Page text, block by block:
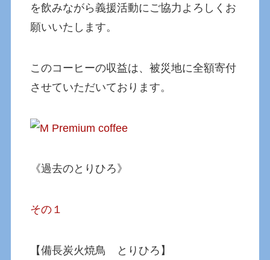
を飲みながら義援活動にご協力よろしくお
願いいたします。
このコーヒーの収益は、被災地に全額寄付
させていただいております。
《過去のとりひろ》
その１
【備長炭火焼鳥 とりひろ】